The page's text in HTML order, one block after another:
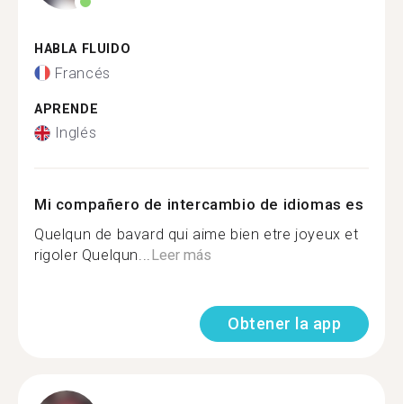
HABLA FLUIDO
Francés
APRENDE
Inglés
Mi compañero de intercambio de idiomas es
Quelqun de bavard qui aime bien etre joyeux et
rigoler Quelqun...Leer más
Obtener la app